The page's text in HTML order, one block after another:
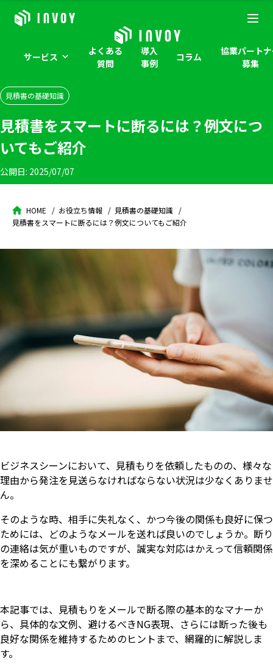
サービス
よくある
質問
導入
事例
コラム
協業パート
募集
見積書の基礎知識
見積書をスマートに断るには？例文につ
いてもご紹介
公開日: 2025/07/07
HOME お役立ち情報
見積書の基礎知識
見積書をスマートに断るには？例文についてもご紹介
ビジネスシーンにおいて、見積もりを依頼したものの、様々な
理由から発注を見送らなければならない状況は少なくありませ
ん。
そのような時、相手に失礼なく、かつ今後の関係も良好に保つ
ためには、どのようなメールを送れば良いのでしょうか。断り
の連絡は気が重いものですが、誠実な対応はかえって信頼関係
を深めることにも繋がります。
本記事では、見積もりをメールで断る際の基本的なマナーか
ら、具体的な文例、避けるべきNG表現、さらには断った後も
良好な関係を維持するためのヒントまで、網羅的に解説しま
す。